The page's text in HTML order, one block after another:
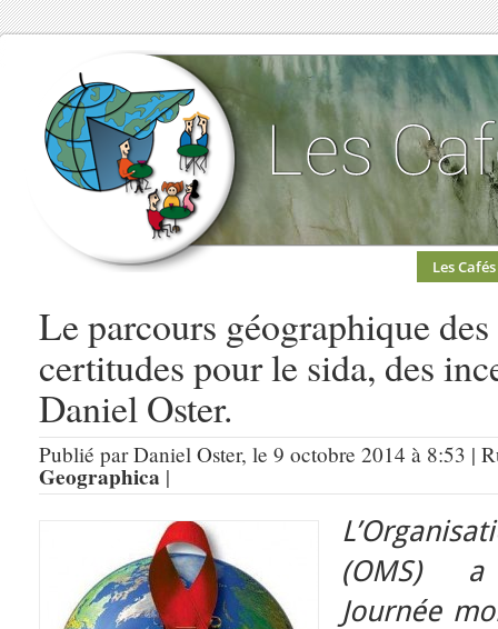
Les Cafés
Le parcours géographique
certitudes pour le sida, des
Daniel Oster.
Publié par Daniel Oster, le 9 octobre 2014 à 8:53 |
Geographica |
(OMS) a
Journée